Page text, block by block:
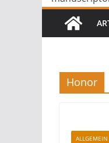
Honor
ALLGEMEIN